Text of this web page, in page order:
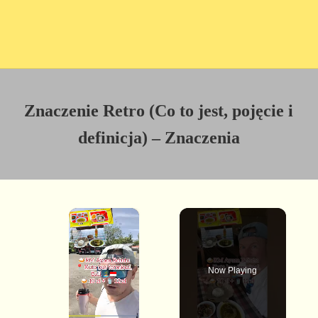
Znaczenie Retro (Co to jest, pojęcie i
definicja) – Znaczenia
×
Now Playing